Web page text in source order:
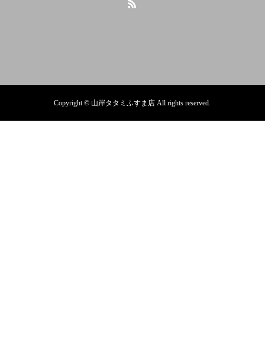
Copyright © 山岸タタミふすま店 All rights reserved.